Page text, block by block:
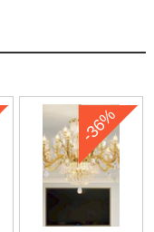
-36%